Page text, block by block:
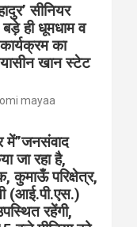
सीनियर
ही धूमधाम व
का
यासीन खान स्टेट
mayaa
में”जनसंवाद
जा रहा है,
कुमाऊँ परिक्षेत्र,
(आई.पी.एस.)
रहेंगी,